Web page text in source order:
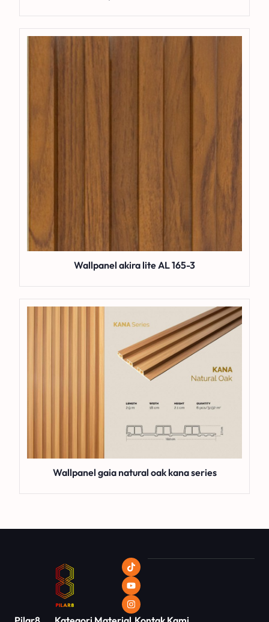
Wallpanel akira lite AL 165-3
Wallpanel gaia natural oak kana series